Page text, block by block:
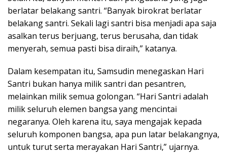
berlatar belakang santri. “Banyak birokrat berlatar
belakang santri. Sekali lagi santri bisa menjadi apa saja
asalkan terus berjuang, terus berusaha, dan tidak
menyerah, semua pasti bisa diraih,” katanya.
Dalam kesempatan itu, Samsudin menegaskan Hari
Santri bukan hanya milik santri dan pesantren,
melainkan milik semua golongan. “Hari Santri adalah
milik seluruh elemen bangsa yang mencintai
negaranya. Oleh karena itu, saya mengajak kepada
seluruh komponen bangsa, apa pun latar belakangnya,
untuk turut serta merayakan Hari Santri,” ujarnya.